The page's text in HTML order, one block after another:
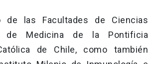
de las Facultades de Ciencias
de Medicina de la Pontificia
de Chile, como también